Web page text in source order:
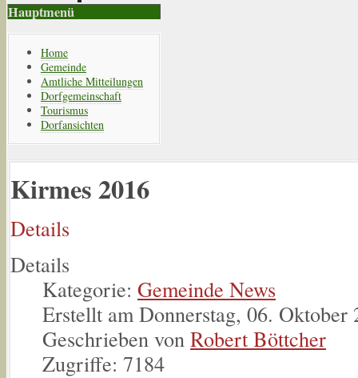
Hauptmenü
Home
Gemeinde
Amtliche Mitteilungen
Dorfgemeinschaft
Tourismus
Dorfansichten
Kirmes 2016
Details
Details
Kategorie: Gemeinde News
Erstellt am Donnerstag, 06. Oktober
Geschrieben von Robert Böttcher
Zugriffe: 7184